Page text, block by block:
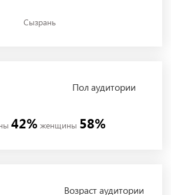
Сызрань
Полаудитории
42% женщины 58%
Возраст аудитории